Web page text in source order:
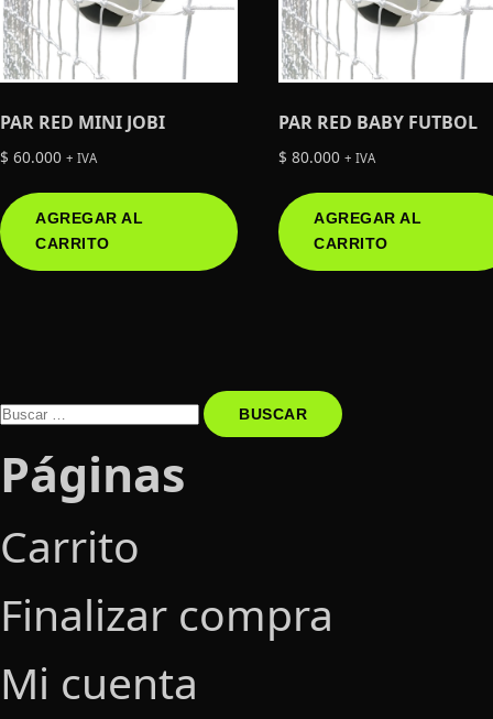
PAR RED MINI JOBI
$ 60.000 + IVA
AGREGAR AL
CARRITO
PAR RED BABY FUTBOL
$ 80.000 + IVA
AGREGAR AL
CARRITO
Buscar
por:
Páginas
Carrito
Finalizar compra
Mi cuenta